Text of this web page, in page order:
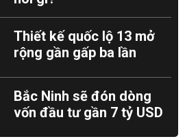
Thiết kế quốc lộ 13 mở
rộng gần gấp ba lần
Bắc Ninh sẽ đón dòng
vốn đầu tư gần 7 tỷ USD